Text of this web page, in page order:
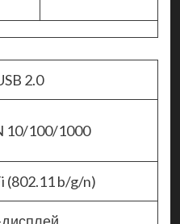
2.0
10/100/1000
(802.11 b/g/n)